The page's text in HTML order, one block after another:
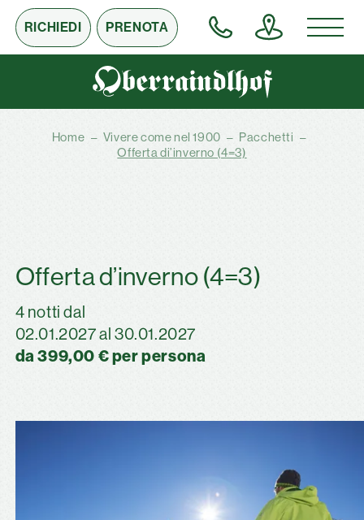
RICHIEDI PRENOTA
Home – Vivere come nel 1900 – Pacchetti –
Offerta di’inverno (4=3)
Offerta d’inverno (4=3)
4 notti dal
02.01.2027 al 30.01.2027
da 399,00 € per persona